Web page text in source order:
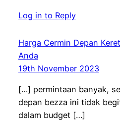
Log in to Reply
Harga Cermin Depan
Anda
19th November 2023
[…] permintaan banyak,
depan bezza ini tidak
dalam budget […]